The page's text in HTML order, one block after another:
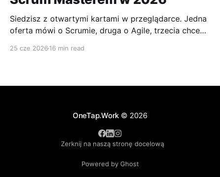
Siedzisz z otwartymi kartami w przeglądarce. Jedna
oferta mówi o Scrumie, druga o Agile, trzecia chce
25 cze 2026 16 min read
OneTap.Work © 2026
Zerknij na naszą stronę docelową
Powered by Ghost